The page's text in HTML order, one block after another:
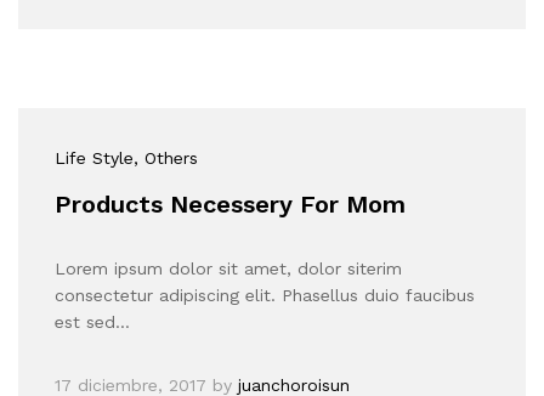
Life Style, Others
Products Necessery For Mom
Lorem ipsum dolor sit amet, dolor siterim
consectetur adipiscing elit. Phasellus duio faucibus
est sed…
17 diciembre, 2017 by juanchoroisun